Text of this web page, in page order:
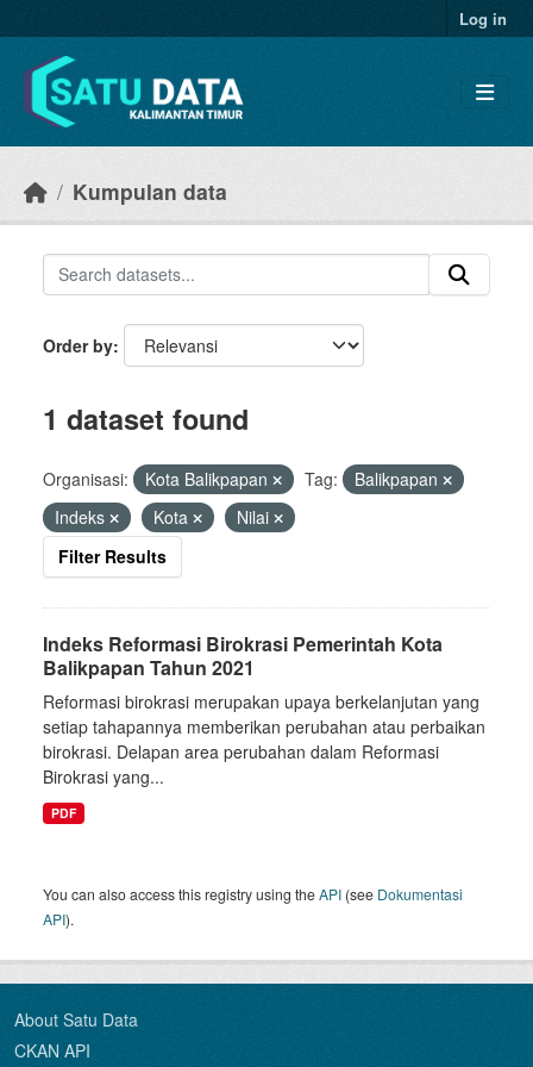
Log in
Kumpulan data
Order by
1 dataset found
Organisasi: Kota Balikpapan Tag:
Balikpapan
Indeks
Kota
Nilai
Filter Results
Indeks Reformasi Birokrasi Pemerintah Kota
Balikpapan Tahun 2021
Reformasi birokrasi merupakan upaya berkelanjutan yang
setiap tahapannya memberikan perubahan atau perbaikan
birokrasi. Delapan area perubahan dalam Reformasi
Birokrasi yang...
PDF
You can also access this registry using theAPI (see Dokumentasi
API).
About Satu Data
CKAN API